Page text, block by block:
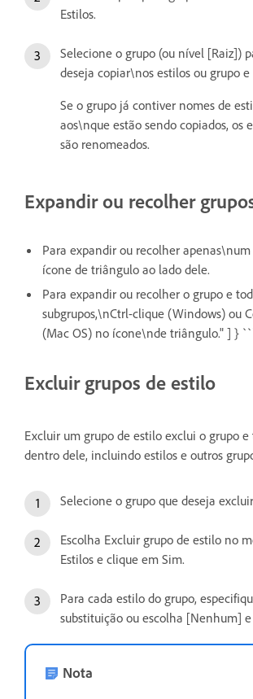
Estilos.
Selecione o grupo (ou nível [Raiz])
deseja copiar\nos estilos ou grupo
Se o grupo já contiver nomes de
aos\nque estão sendo copiados, os
são renomeados.
Expandir ou recolher
Para expandir ou recolher
ícone de triângulo ao lado dele.
Para expandir ou recolher o grupo e
subgrupos,\nCtrl-clique (Windows) ou
(Mac OS) no ícone\nde triângulo." ] }
Excluir grupos de estilo
Excluir um grupo de estilo exclui o grupo e
dentro dele, incluindo estilos e outros
Selecione o grupo que deseja
Escolha Excluir grupo de estilo no
Estilos e clique em Sim.
Para cada estilo do grupo,
substituição ou escolha [Nenhum]
Nota